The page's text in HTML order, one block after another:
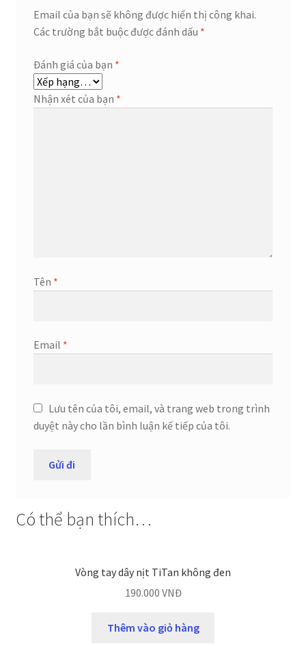
Email của bạn sẽ không được hiển thị công khai.
Các trường bắt buộc được đánh dấu *
Đánh giá của bạn *
Nhận xét của bạn *
Tên *
Email *
Lưu tên của tôi, email, và trang web trong trình
duyệt này cho lần bình luận kế tiếp của tôi.
Có thể bạn thích…
Vòng tay dây nịt TiTan không đen
190.000 VNĐ
Thêm vào giỏ hàng